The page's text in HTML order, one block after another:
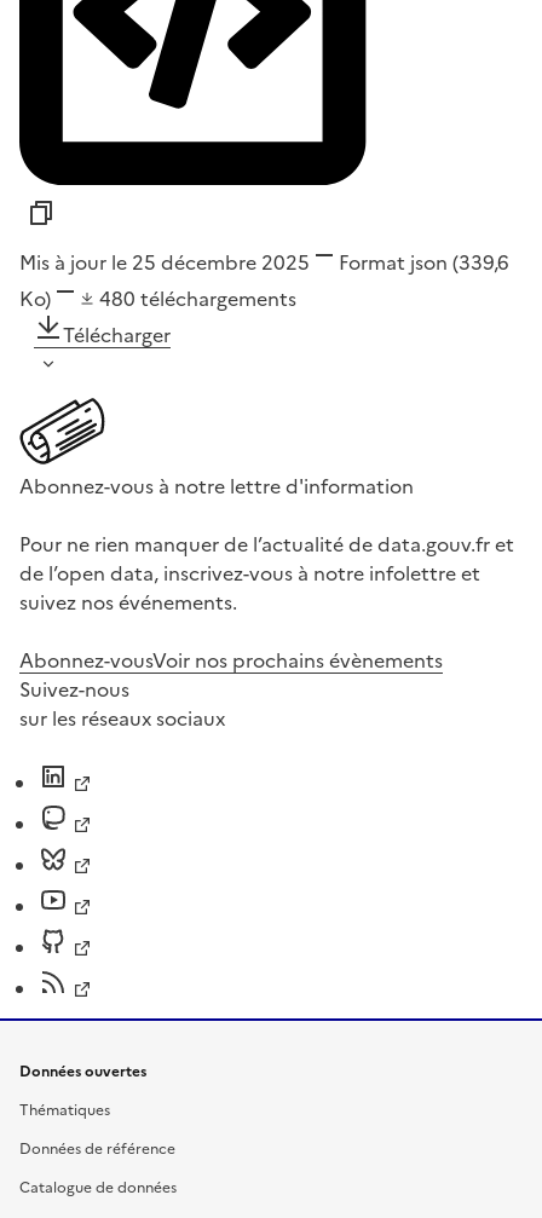
Mis à jour le 25 décembre 2025 Format json (339,6
Ko)
480 téléchargements
Télécharger
Abonnez-vous à notre lettre d'information
Pour ne rien manquer de l’actualité de data.gouv.fr et
de l’open data, inscrivez-vous à notre infolettre et
suivez nos événements.
Abonnez-vousVoir nos prochains évènements
Suivez-nous
sur les réseaux sociaux
Données ouvertes
Thématiques
Données de référence
Catalogue de données